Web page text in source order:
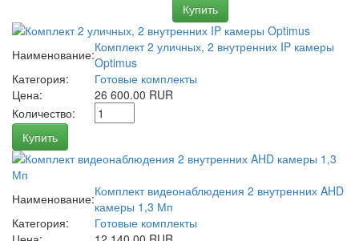
Купить
Наименование:Комплект 2 уличных, 2 внутренних IP камеры
Optimus
Категория:
Готовые комплекты
Цена:
26 600.00 RUR
Количество:
Купить
Наименование:Комплект видеонаблюдения 2 внутренних AHD
камеры 1,3 Мп
Категория:
Готовые комплекты